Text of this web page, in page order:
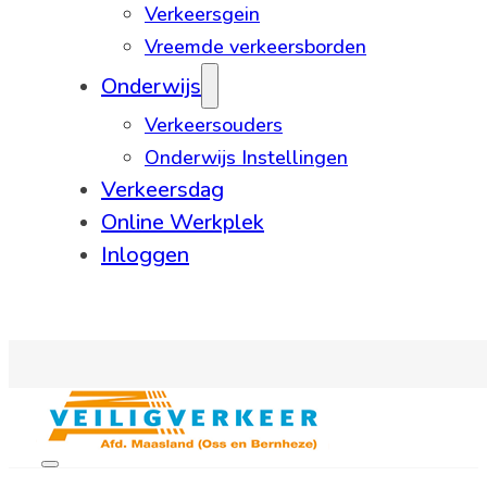
Verkeersgein
Vreemde verkeersborden
Onderwijs
Verkeersouders
Onderwijs Instellingen
Verkeersdag
Online Werkplek
Inloggen